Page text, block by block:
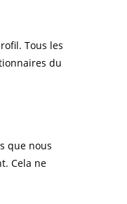
Tous les
du
que nous
Cela ne